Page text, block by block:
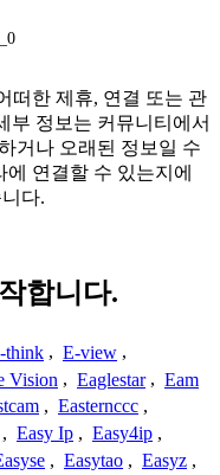
떠한 제휴, 연결 또는 관
부 정보는 커뮤니티에서
거나 오래된 정보일 수
연결할 수 있는지에
다.
합니다.
think , E-view ,
Vision , Eaglestar , Eam
, Easternccc ,
, Easy Ip , Easy4ip ,
, Easytao , Easyz ,